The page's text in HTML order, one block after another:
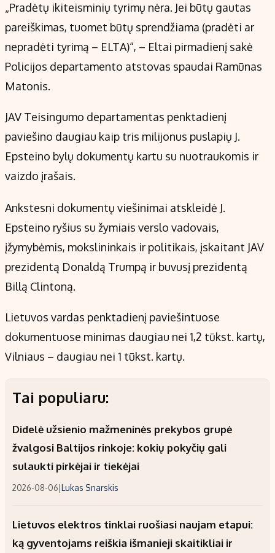
Indėlių palūkanos
„Pradėtų ikiteisminių tyrimų nėra. Jei būtų gautas
pareiškimas, tuomet būtų sprendžiama (pradėti ar
nepradėti tyrimą – ELTA)“, – Eltai pirmadienį sakė
Policijos departamento atstovas spaudai Ramūnas
Matonis.
JAV Teisingumo departamentas penktadienį
paviešino daugiau kaip tris milijonus puslapių J.
Epsteino bylų dokumentų kartu su nuotraukomis ir
vaizdo įrašais.
Ankstesni dokumentų viešinimai atskleidė J.
Epsteino ryšius su žymiais verslo vadovais,
įžymybėmis, mokslininkais ir politikais, įskaitant JAV
prezidentą Donaldą Trumpą ir buvusį prezidentą
Billą Clintoną.
Lietuvos vardas penktadienį paviešintuose
dokumentuose minimas daugiau nei 1,2 tūkst. kartų,
Vilniaus – daugiau nei 1 tūkst. kartų.
Tai populiaru:
Didelė užsienio mažmeninės prekybos grupė
žvalgosi Baltijos rinkoje: kokių pokyčių gali
sulaukti pirkėjai ir tiekėjai
2026-08-06|Lukas Snarskis
Lietuvos elektros tinklai ruošiasi naujam etapui:
ką gyventojams reiškia išmanieji skaitikliai ir